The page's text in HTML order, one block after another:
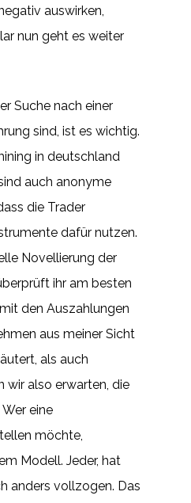
auswirken,
nun geht es weiter
Suche nach einer
sind, ist es wichtig.
in deutschland
auch anonyme
die Trader
dafür nutzen.
Novellierung der
ihr am besten
den Auszahlungen
aus meiner Sicht
als auch
wir also erwarten, die
eine
möchte,
Modell. Jeder, hat
anders vollzogen. Das